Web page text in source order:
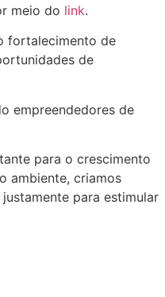
meio do link.
fortalecimento de
de
empreendedores de
para o crescimento
ambiente, criamos
para estimular